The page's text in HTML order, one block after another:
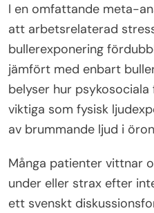
I en omfattande meta-
att arbetsrelaterad
bullerexponering
jämfört med enbart
belyser hur
viktiga som fysisk
av brummande ljud i
Många patienter vittnar
under eller strax efter
ett svenskt